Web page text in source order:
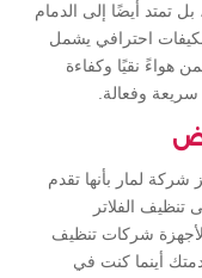
تمتد أيضًا إلى الدمام
احترافي يشمل
هواءً نقيًا وكفاءة
وفعالة.
لمار بأنها تقدم
الفلاتر
شركات تنظيف
أينما كنت في